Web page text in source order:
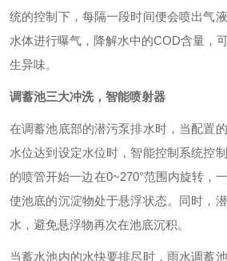
统的控制下，每隔一段时间便会喷出气
水体进行曝气，降解水中的COD含量，
生异味。
调蓄池三大冲洗，智能喷射器
在调蓄池底部的潜污泵排水时，当配置
水位达到设定水位时，智能控制系统控
的喷管开始一边在0~270°范围内旋转，
使池底的沉淀物处于悬浮状态。同时，
水，避免悬浮物再次在池底沉积。
当蓄水池内的水快要排尽时，雨水调蓄